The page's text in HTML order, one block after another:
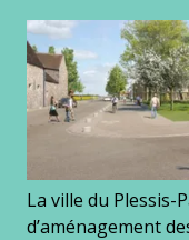
La ville du Plessis-
d’aménagement